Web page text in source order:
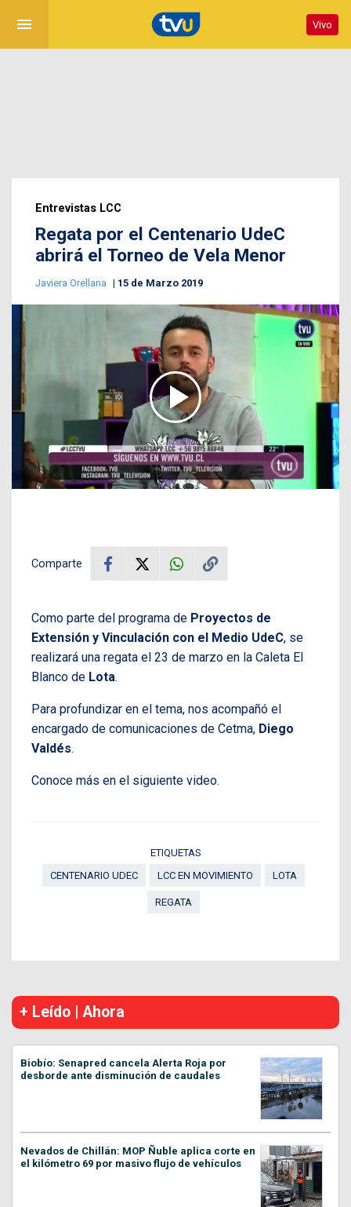
menu Vivo
Entrevistas LCC
Regata por el Centenario UdeC
abrirá el Torneo de Vela Menor
Javiera Orellana 15 de Marzo 2019
Comparte
Como parte del programa de Proyectos de
Extensión y Vinculación con el Medio UdeC, se
realizará una regata el 23 de marzo en la Caleta El
Blanco de Lota.
Para profundizar en el tema, nos acompañó el
encargado de comunicaciones de Cetma, Diego
Valdés.
Conoce más en el siguiente video.
ETIQUETAS
CENTENARIO UDEC
LCC EN MOVIMIENTO LOTA
REGATA
+ Leído | Ahora
Biobío: Senapred cancela Alerta Roja por
desborde ante disminución de caudales
Nevados de Chillán: MOP Ñuble aplica corte en
el kilómetro 69 por masivo flujo de vehículos